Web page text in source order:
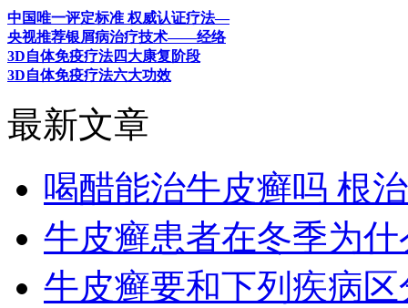
中国唯一评定标准 权威认证疗法—
央视推荐银屑病治疗技术——经络
3D自体免疫疗法四大康复阶段
3D自体免疫疗法六大功效
最新文章
喝醋能治牛皮癣吗 根
牛皮癣患者在冬季为
牛皮癣要和下列疾病